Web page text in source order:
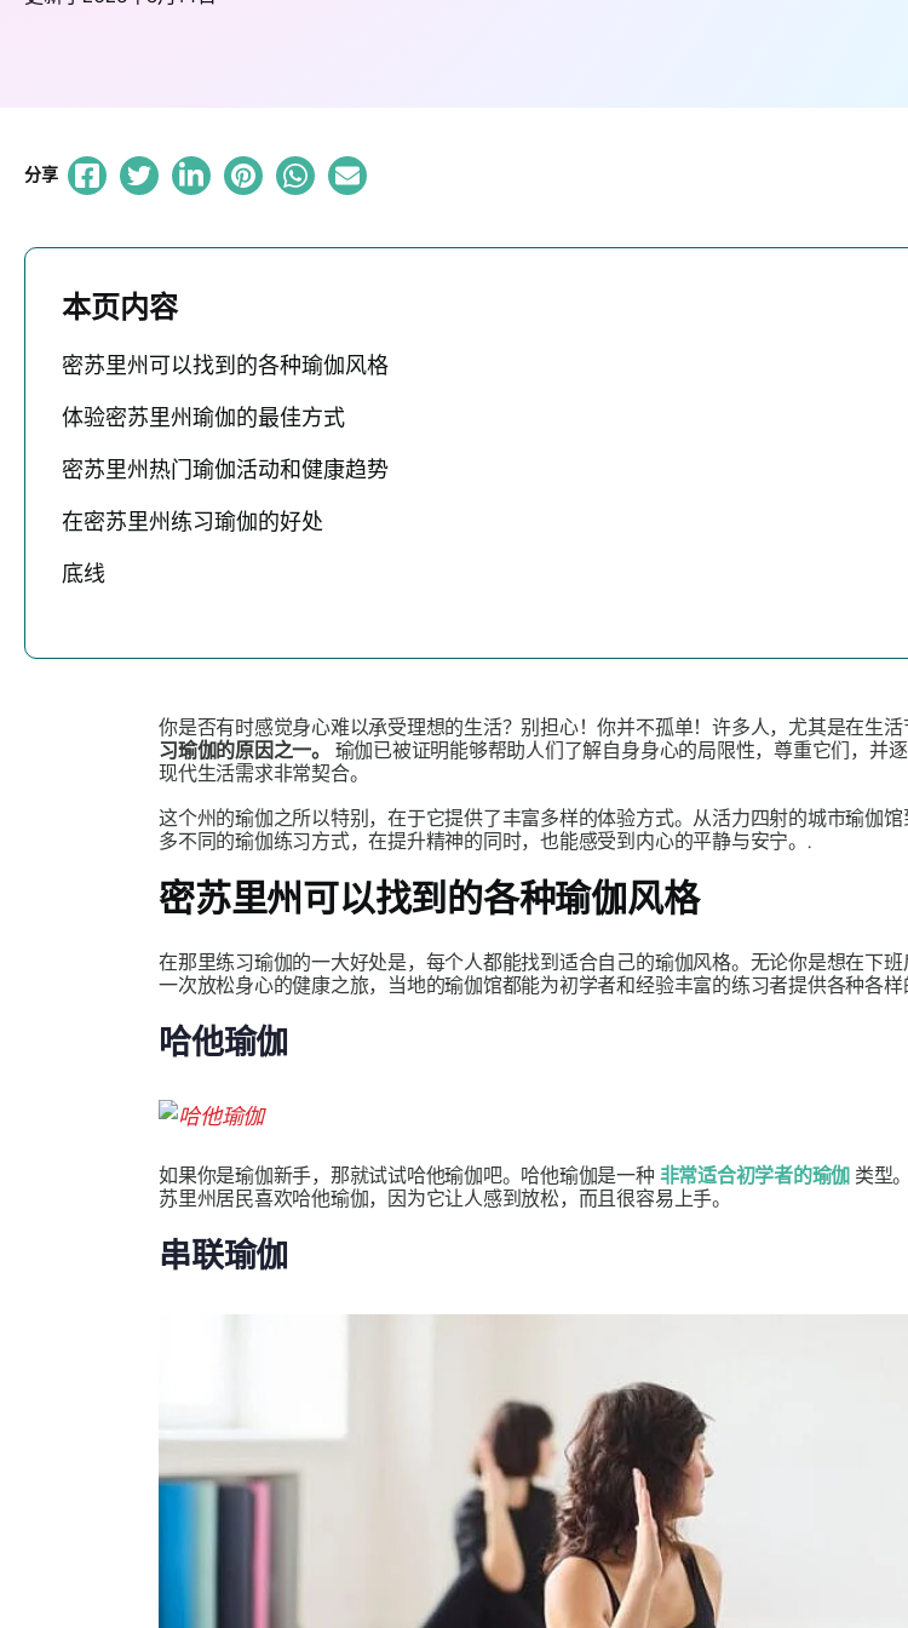
分享
本页内容
密苏里州可以找到的各种瑜伽风格
体验密苏里州瑜伽的最佳方式
密苏里州热门瑜伽活动和健康趋势
在密苏里州练习瑜伽的好处
底线
你是否有时感觉身心难以承受理想的生活？别担心！你并不孤单！许多人，尤其是在生
习瑜伽的原因之一。
瑜伽已被证明能够帮助人们了解自身身心的局限性，尊重它们，并
现代生活需求非常契合。
这个州的瑜伽之所以特别，在于它提供了丰富多样的体验方式。从活力四射的城市瑜伽
多不同的瑜伽练习方式，在提升精神的同时，也能感受到内心的平静与安宁。.
密苏里州可以找到的各种瑜伽风格
在那里练习瑜伽的一大好处是，每个人都能找到适合自己的瑜伽风格。无论你是想在下
一次放松身心的健康之旅，当地的瑜伽馆都能为初学者和经验丰富的练习者提供各种各样
哈他瑜伽
如果你是瑜伽新手，那就试试哈他瑜伽吧。哈他瑜伽是一种 非常适合初学者的瑜伽 类型
苏里州居民喜欢哈他瑜伽，因为它让人感到放松，而且很容易上手。
串联瑜伽